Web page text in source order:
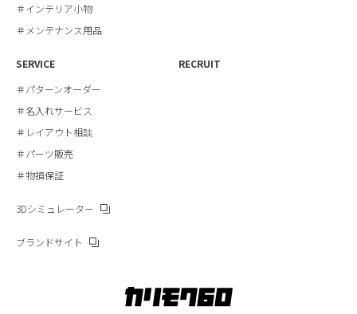
＃インテリア小物
＃メンテナンス用品
SERVICE
＃パターンオーダー
＃名入れサービス
＃レイアウト相談
＃パーツ販売
＃物損保証
RECRUIT
3Dシミュレーター
ブランドサイト